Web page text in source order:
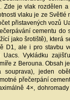
Zde je vlak rozdělen
vlaku je ze Světlé
přistavených vozů
cementu do
jako šrotiště), která
D1, ale i pro stavbu
Vykládku
z Berouna. Obsah
jeden
přečerpání
4×,